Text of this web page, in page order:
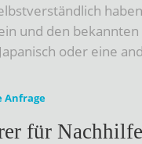
und den
oder eine
Anfrage
für